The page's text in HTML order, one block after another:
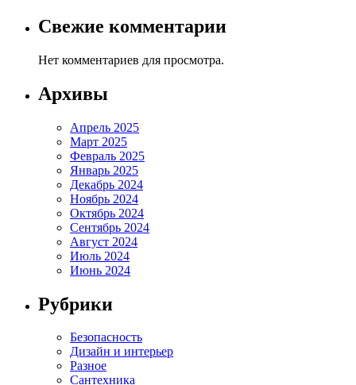
Свежие комментарии
Нет комментариев для просмотра.
Архивы
Апрель 2025
Март 2025
Февраль 2025
Январь 2025
Декабрь 2024
Ноябрь 2024
Октябрь 2024
Сентябрь 2024
Август 2024
Июль 2024
Июнь 2024
Рубрики
Безопасность
Дизайн и интерьер
Разное
Сантехника